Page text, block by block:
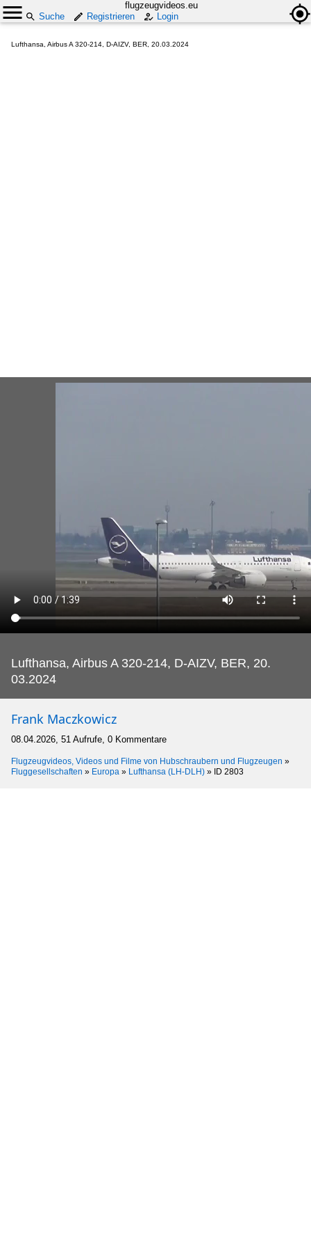
flugzeugvideos.eu
Suche
Registrieren Login
Lufthansa, Airbus A 320-214, D-AIZV, BER, 20.03.2024
Lufthansa, Airbus A 320-214, D-AIZV, BER, 20.
03.2024
Frank Maczkowicz
08.04.2026, 51 Aufrufe, 0 Kommentare
Flugzeugvideos, Videos und Filme von Hubschraubern und Flugzeugen »
Fluggesellschaften » Europa » Lufthansa (LH-DLH) » ID 2803